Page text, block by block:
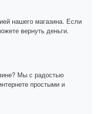
нашего магазина. Если
вернуть деньги.
Мы с радостью
простыми и